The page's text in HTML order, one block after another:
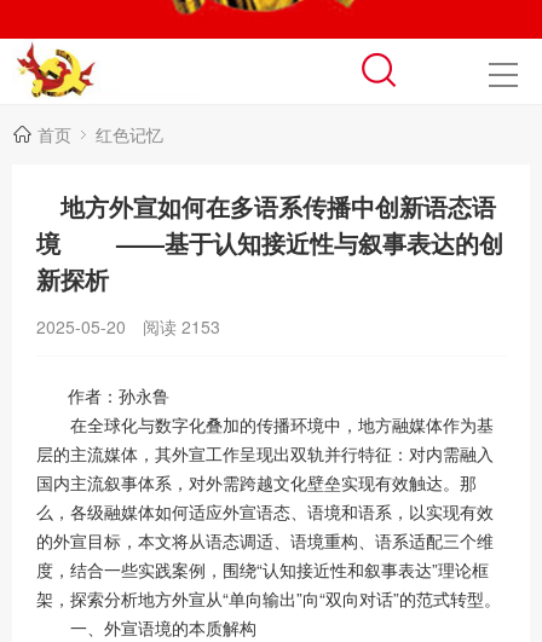
首页 红色记忆
地方外宣如何在多语系传播中创新语态语
境 ——基于认知接近性与叙事表达的创
新探析
2025-05-20 阅读 2153
作者：孙永鲁
在全球化与数字化叠加的传播环境中，地方融媒体作为基
层的主流媒体，其外宣工作呈现出双轨并行特征：对内需融入
国内主流叙事体系，对外需跨越文化壁垒实现有效触达。那
么，各级融媒体如何适应外宣语态、语境和语系，以实现有效
的外宣目标，本文将从语态调适、语境重构、语系适配三个维
度，结合一些实践案例，围绕“认知接近性和叙事表达”理论框
架，探索分析地方外宣从“单向输出”向“双向对话”的范式转型。
一、外宣语境的本质解构